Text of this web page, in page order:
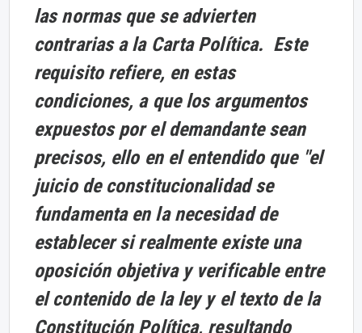
las normas que se advierten
contrarias a la Carta Política. Este
requisito refiere, en estas
condiciones, a que los argumentos
expuestos por el demandante sean
precisos, ello en el entendido que "el
juicio de constitucionalidad se
fundamenta en la necesidad de
establecer si realmente existe una
oposición objetiva y verificable entre
el contenido de la ley y el texto de la
Constitución Política, resultando